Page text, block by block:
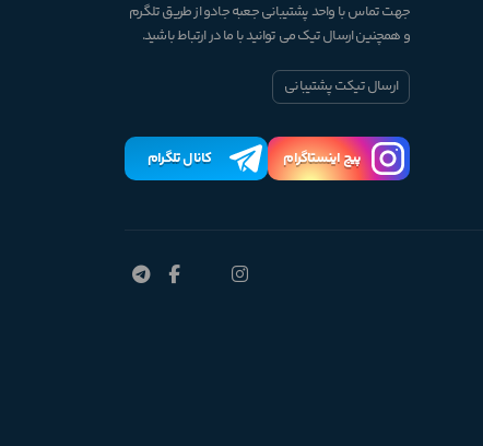
جهت تماس با واحد پشتیبانی جعبه جادو از طریق تلگرم
و همچنین ارسال تیک می توانید با ما در ارتباط باشید.
ارسال تیکت پشتیبانی
پیچ اینستاگرام کانال تلگرام